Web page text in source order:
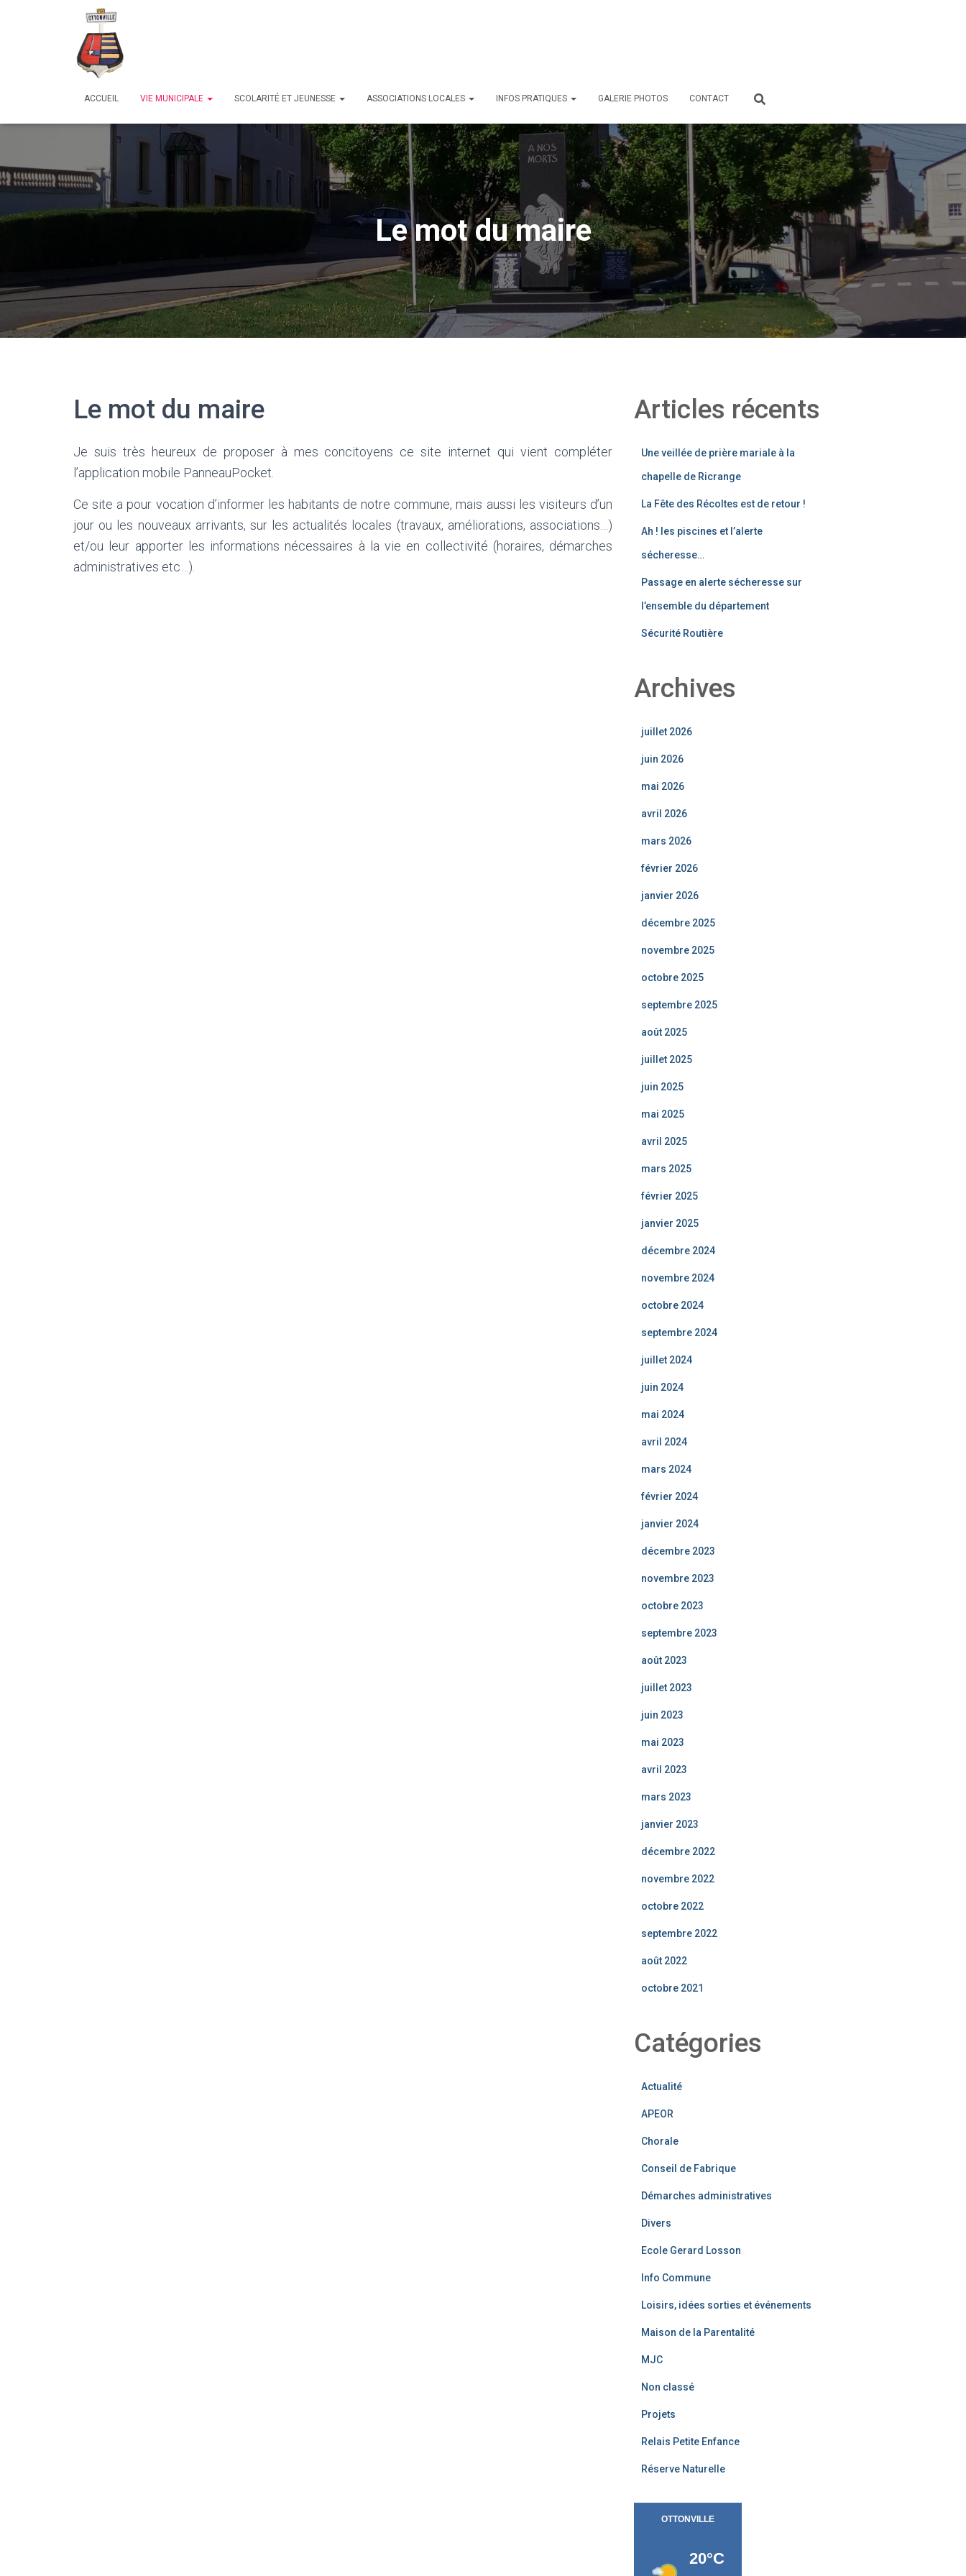
ACCUEIL VIE MUNICIPALE SCOLARITÉ ET JEUNESSE ASSOCIATIONS LOCALES INFOS PRATIQUES GALERIE PHOTOS CONTACT
Le mot du maire
Le mot du maire
Je suis très heureux de proposer à mes concitoyens ce site internet qui vient compléter
l’application mobile PanneauPocket.
Ce site a pour vocation d’informer les habitants de notre commune, mais aussi les visiteurs d’un
jour ou les nouveaux arrivants, sur les actualités locales (travaux, améliorations, associations…)
et/ou leur apporter les informations nécessaires à la vie en collectivité (horaires, démarches
administratives etc…).
Articles récents
Une veillée de prière mariale à la
chapelle de Ricrange
La Fête des Récoltes est de retour !
Ah ! les piscines et l’alerte
sécheresse…
Passage en alerte sécheresse sur
l’ensemble du département
Sécurité Routière
Archives
juillet 2026
juin 2026
mai 2026
avril 2026
mars 2026
février 2026
janvier 2026
décembre 2025
novembre 2025
octobre 2025
septembre 2025
août 2025
juillet 2025
juin 2025
mai 2025
avril 2025
mars 2025
février 2025
janvier 2025
décembre 2024
novembre 2024
octobre 2024
septembre 2024
juillet 2024
juin 2024
mai 2024
avril 2024
mars 2024
février 2024
janvier 2024
décembre 2023
novembre 2023
octobre 2023
septembre 2023
août 2023
juillet 2023
juin 2023
mai 2023
avril 2023
mars 2023
janvier 2023
décembre 2022
novembre 2022
octobre 2022
septembre 2022
août 2022
octobre 2021
Catégories
Actualité
APEOR
Chorale
Conseil de Fabrique
Démarches administratives
Divers
Ecole Gerard Losson
Info Commune
Loisirs, idées sorties et événements
Maison de la Parentalité
MJC
Non classé
Projets
Relais Petite Enfance
Réserve Naturelle